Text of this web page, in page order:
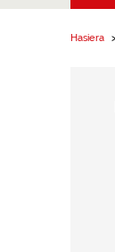
Foral
Hasiera